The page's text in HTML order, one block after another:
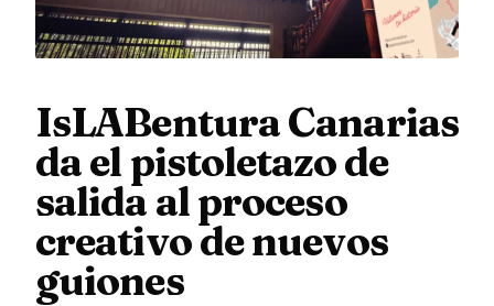
IsLABentura Canarias
da el pistoletazo de
salida al proceso
creativo de nuevos
guiones